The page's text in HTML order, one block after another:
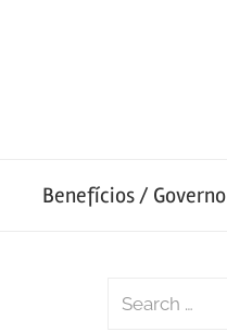
Benefícios / Governo
Search